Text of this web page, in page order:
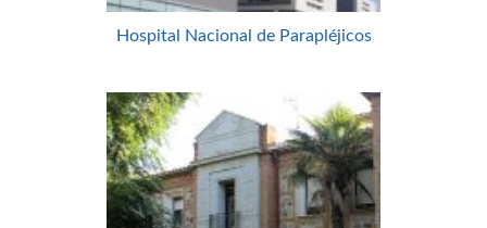
Hospital Nacional de Parapléjicos